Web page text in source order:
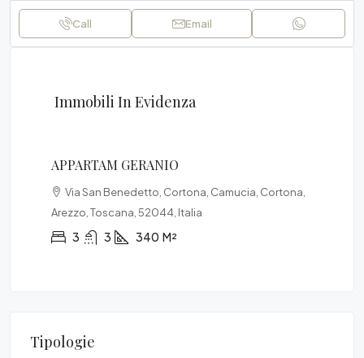
Call Email
Immobili In Evidenza
APPARTAM GERANIO
Via San Benedetto, Cortona, Camucia, Cortona,
Arezzo, Toscana, 52044, Italia
3 3 340 M²
Tipologie